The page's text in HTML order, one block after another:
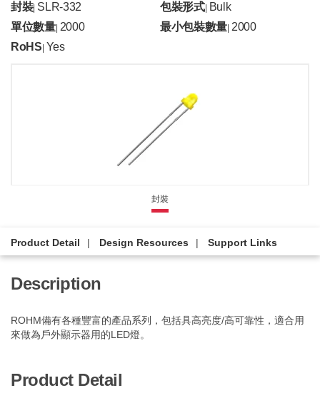
封裝| SLR-332 包裝形式| Bulk
單位數量| 2000 最小包裝數量 |2000
RoHS Yes
封裝
Product Detail Design Resources Support Links
Description
ROHM備有各種豐富的產品系列，包括具高亮度/高可靠性，適合用
來做為戶外顯示器用的LED燈。
Product Detail